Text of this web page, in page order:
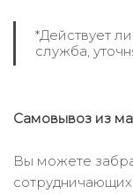
*Действует
служба,
Самовывоз из
Вы можете
сотрудничающих